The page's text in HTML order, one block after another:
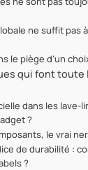
ne suffit pas
le piège d’un
qui font toute
dans les lave-
?
le vrai
de durabilité :
?